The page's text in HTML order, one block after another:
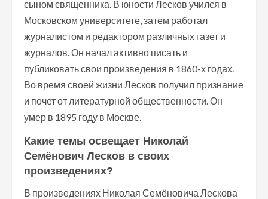
сыном священника. В юности Лесков учился в
Московском университете, затем работал
журналистом и редактором различных газет и
журналов. Он начал активно писать и
публиковать свои произведения в 1860-х годах.
Во время своей жизни Лесков получил признание
и почет от литературной общественности. Он
умер в 1895 году в Москве.
Какие темы освещает Николай
Семёнович Лесков в своих
произведениях?
В произведениях Николая Семёновича Лескова